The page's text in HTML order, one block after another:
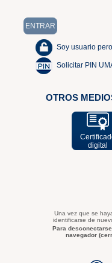
Soy usuario
Solicitar PIN
OTROS
digital
Una vez que se
identificarse de
Para
navegador